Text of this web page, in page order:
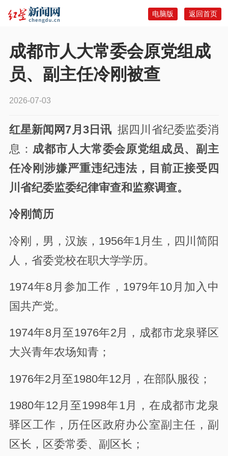
返回首页
电脑版
成都市人大常委会原党组成
员、副主任冷刚被查
2026-07-03
红星新闻网7月3日讯据四川省纪委监委消
息： 成都市人大常委会原党组成员、副主
任冷刚涉嫌严重违纪违法，目前正接受四
川省纪委监委纪律审查和监察调查。
冷刚简历
冷刚 ，男，汉族， 1956年1 月生，四川简阳
人， 省委党校在职大学学历。
1974年8 月参加工作， 1979年10月加入中
国共产党。
1974年8月至1976年2 月，成都市龙泉驿区
大兴青年农场知青；
1976年2 月至1980年12 月，在部队服役；
1980年12 月至1998年1月，在成都市龙泉
驿区工作，历任区政府办公室副主任，副
区长 ，区委常委、副区长 ；